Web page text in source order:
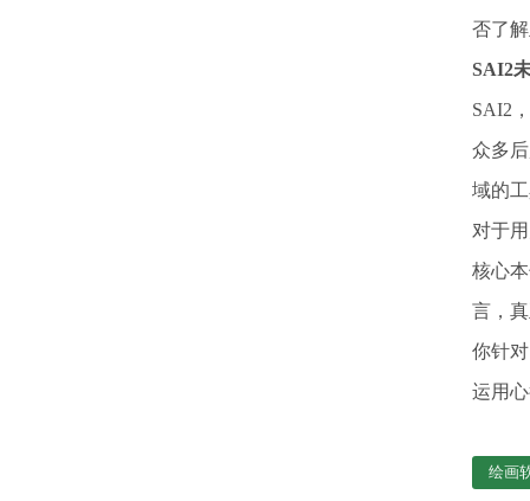
否了
SAI2
SAI2
众多
域的
对于
核心
言，
你针
运用
绘画